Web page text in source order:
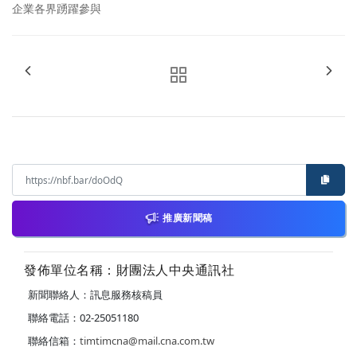
企業各界踴躍參與
推廣新聞稿
發佈單位名稱：財團法人中央通訊社
新聞聯絡人：訊息服務核稿員
聯絡電話：02-25051180
聯絡信箱： timtimcna@mail.cna.com.tw